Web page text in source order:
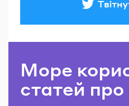
Море
статей